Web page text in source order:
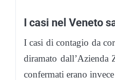
I casi nel Veneto
I casi di contagio da
diramato dall’Azienda
confermati erano